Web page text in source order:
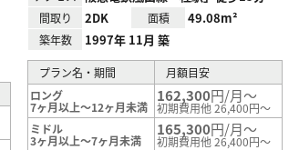
間取り 2DK 面積 49.08m²
築年数 1997年 11月 築
プラン名・期間
月額目安
ロング
7ヶ月以上～12ヶ月未満
162,300円/月～
初期費用他 26,400円～
ミドル
3ヶ月以上～7ヶ月未満
165,300円/月～
初期費用他 26,400円～